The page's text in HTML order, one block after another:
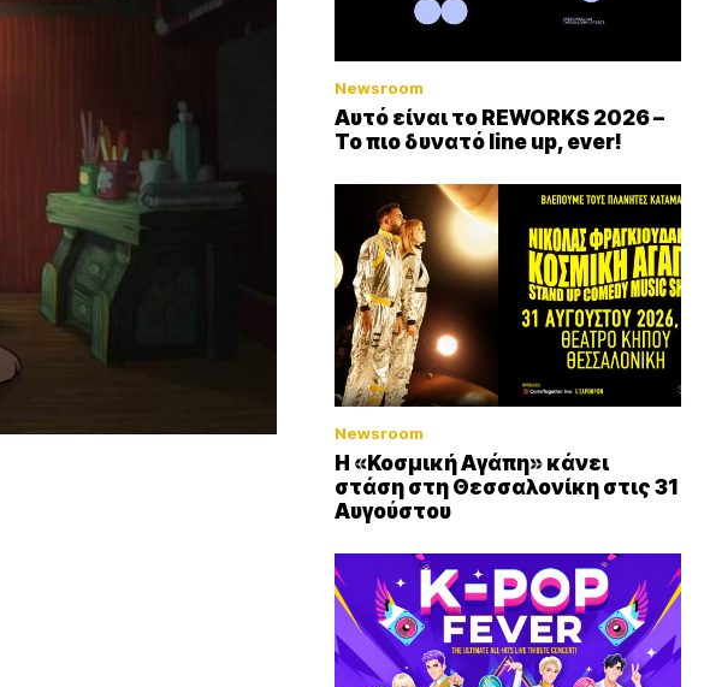
Newsroom
Αυτό είναι το REWORKS 2026 –
Το πιο δυνατό line up, ever!
Newsroom
Η «Κοσμική Αγάπη» κάνει
στάση στη Θεσσαλονίκη στις 31
Αυγούστου